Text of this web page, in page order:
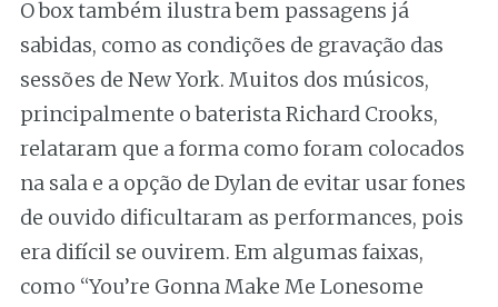
O box também ilustra bem passagens já
sabidas, como as condições de gravação das
sessões de New York. Muitos dos músicos,
principalmente o baterista Richard Crooks,
relataram que a forma como foram colocados
na sala e a opção de Dylan de evitar usar fones
de ouvido dificultaram as performances, pois
era difícil se ouvirem. Em algumas faixas,
como “You’re Gonna Make Me Lonesome